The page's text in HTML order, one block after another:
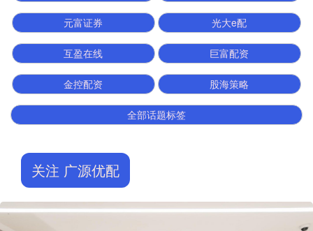
元富证券 光大e配
互盈在线 巨富配资
金控配资 股海策略
全部话题标签
关注 广源优配